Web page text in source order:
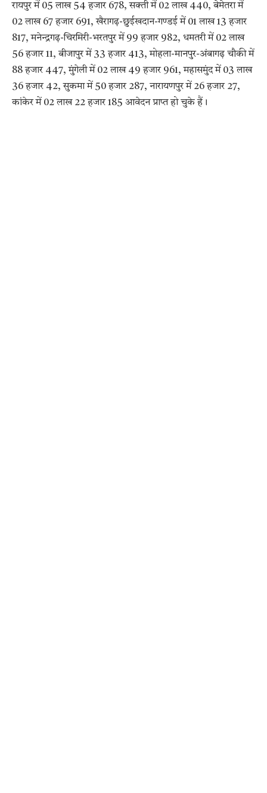
रायपुर में 05 लाख 54 हजार 678, सक्ती में 02 लाख 440, बेमेतरा में
02 लाख 67 हजार 691, खैरागढ़-छुईखदान-गण्डई में 01 लाख 13 हजार
817, मनेन्द्रगढ़-चिरमिरी-भरतपुर में 99 हजार 982, धमतरी में 02 लाख
56 हजार 11, बीजापुर में 33 हजार 413, मोहला-मानपुर-अंबागढ़ चौकी में
88 हजार 447, मुंगेली में 02 लाख 49 हजार 961, महासमुंद में 03 लाख
36 हजार 42, सुकमा में 50 हजार 287, नारायणपुर में 26 हजार 27,
कांकेर में 02 लाख 22 हजार 185 आवेदन प्राप्त हो चुके हैं।